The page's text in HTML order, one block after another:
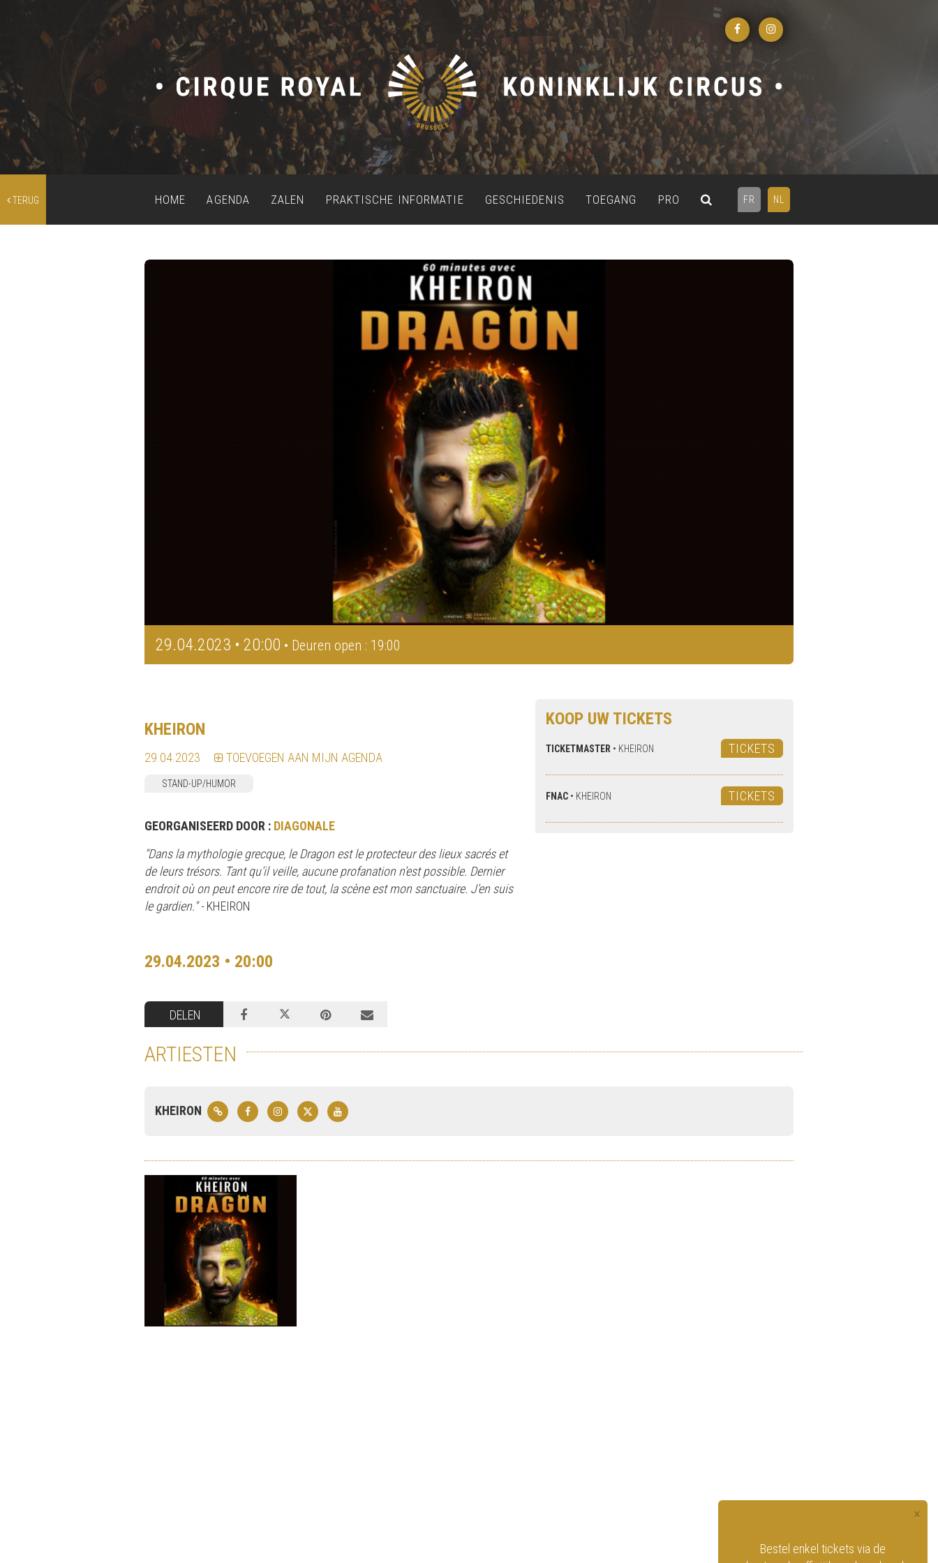
TERUG FR NL
HOME AGENDA ZALEN PRAKTISCHE INFORMATIE GESCHIEDENIS TOEGANG PRO
29.04.2023 • 20:00 • Deuren open : 19:00
KOOP UW TICKETS
TICKETMASTER • KHEIRON TICKETS
FNAC • KHEIRON TICKETS
KHEIRON
29.04.2023 TOEVOEGEN AAN MIJN AGENDA
STAND-UP/HUMOR
GEORGANISEERD DOOR : DIAGONALE
"Dans la mythologie grecque, le Dragon est le protecteur des lieux sacrés et
de leurs trésors. Tant qu'il veille, aucune profanation n'est possible. Dernier
endroit où on peut encore rire de tout, la scène est mon sanctuaire. J'en suis
le gardien." -KHEIRON
29.04.2023 • 20:00
DELEN
ARTIESTEN
KHEIRON
×
Bestel enkel tickets via de